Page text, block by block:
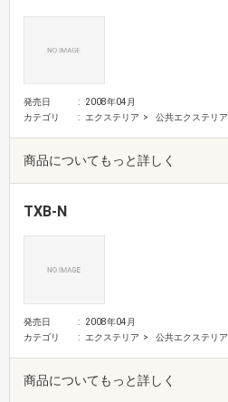
発売日
2008年04月
カテゴリ
エクステリア 公共エクステリア
商品についてもっと詳しく
TXB-N
発売日
2008年04月
カテゴリ
エクステリア 公共エクステリア
商品についてもっと詳しく